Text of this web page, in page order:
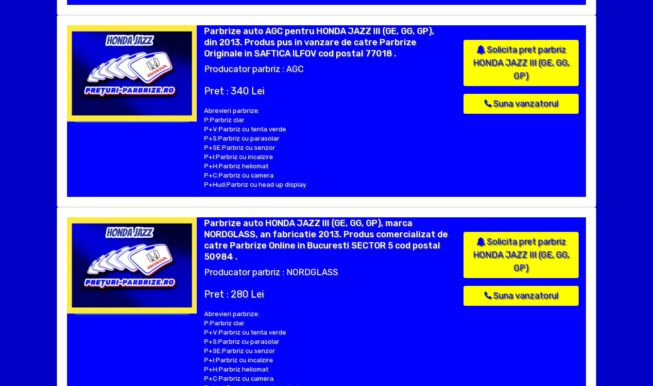
Parbrize auto AGC pentru HONDA JAZZ III (GE, GG, GP),
din 2013. Produs pus in vanzare de catre Parbrize
Originale in SAFTICA ILFOV cod postal 77018 .
Producator parbriz : AGC
Pret : 340 Lei
Abrevieri parbrize:
P:Parbriz clar
P+V:Parbriz cu tenta verde
P+S:Parbriz cu parasolar
P+SE:Parbriz cu senzor
P+I:Parbriz cu incalzire
P+H:Parbriz heliomat
P+C:Parbriz cu camera
P+Hud:Parbriz cu head up display
Solicita pret parbriz
HONDA JAZZ III (GE, GG,
GP)
Suna vanzatorul
Parbrize auto HONDA JAZZ III (GE, GG, GP), marca
NORDGLASS, an fabricatie 2013. Produs comercializat de
catre Parbrize Online in Bucuresti SECTOR 5 cod postal
50984 .
Producator parbriz : NORDGLASS
Pret : 280 Lei
Abrevieri parbrize:
P:Parbriz clar
P+V:Parbriz cu tenta verde
P+S:Parbriz cu parasolar
P+SE:Parbriz cu senzor
P+I:Parbriz cu incalzire
P+H:Parbriz heliomat
P+C:Parbriz cu camera
Solicita pret parbriz
HONDA JAZZ III (GE, GG,
GP)
Suna vanzatorul